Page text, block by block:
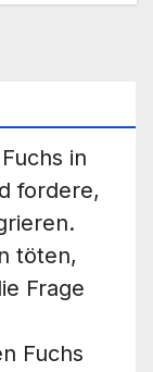
in
fordere,
töten,
Frage
Fuchs